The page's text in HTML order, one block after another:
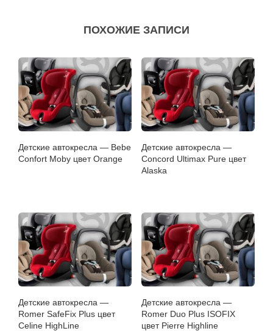
ПОХОЖИЕ ЗАПИСИ
Детские автокресла — Bebe
Confort Moby цвет Orange
Детские автокресла —
Concord Ultimax Pure цвет
Alaska
Детские автокресла —
Romer SafeFix Plus цвет
Celine HighLine
Детские автокресла —
Romer Duo Plus ISOFIX
цвет Pierre Highline